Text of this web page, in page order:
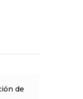
de